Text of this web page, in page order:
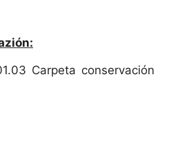
Carpeta conservación